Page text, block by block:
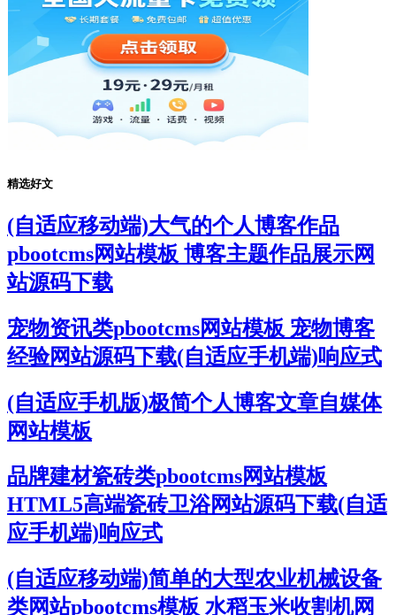
精选好文
(自适应移动端)大气的个人博客作品
pbootcms网站模板 博客主题作品展示网
站源码下载
宠物资讯类pbootcms网站模板 宠物博客
经验网站源码下载(自适应手机端)响应式
(自适应手机版)极简个人博客文章自媒体
网站模板
品牌建材瓷砖类pbootcms网站模板
HTML5高端瓷砖卫浴网站源码下载(自适
应手机端)响应式
(自适应移动端)简单的大型农业机械设备
类网站pbootcms模板 水稻玉米收割机网